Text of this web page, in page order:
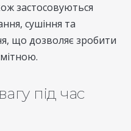
застосовуються
сушіння та
що дозволяє зробити
під час